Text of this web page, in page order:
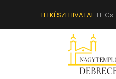
LELKÉSZI HIVATAL: H-Cs: